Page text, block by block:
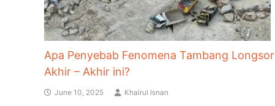
Apa Penyebab Fenomena Tambang Longsor
Akhir – Akhir ini?
June 10, 2025 Khairul Isnan